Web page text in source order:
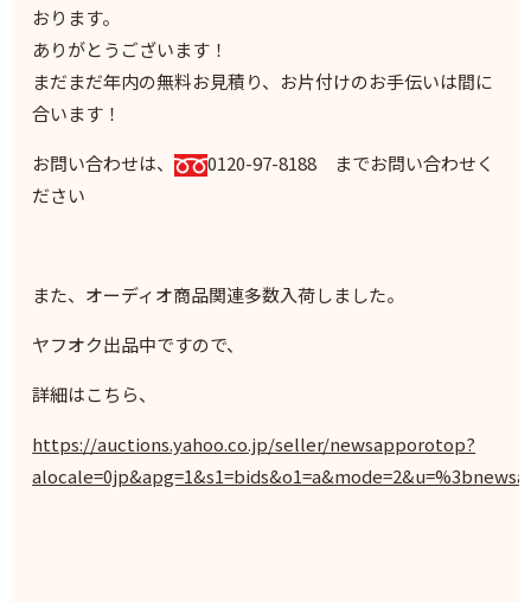
おります。
ありがとうございます！
まだまだ年内の無料お見積り、お片付けのお手伝いは間に
合います！
お問い合わせは、
0120-97-8188 までお問い合わせく
ださい
また、オーディオ商品関連多数入荷しました。
ヤフオク出品中ですので、
詳細はこちら、
https://auctions.yahoo.co.jp/seller/newsapporotop?